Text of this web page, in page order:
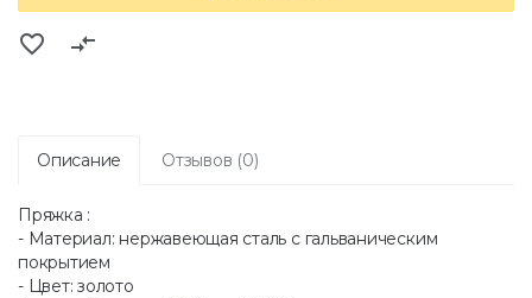
favorite_border compare_arrows
Описание Отзывов (0)
Пряжка :
- Материал: нержавеющая сталь с гальваническим
покрытием
- Цвет: золото